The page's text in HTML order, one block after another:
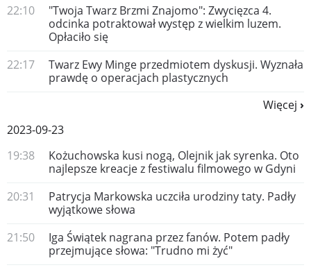
22:10
"Twoja Twarz Brzmi Znajomo": Zwycięzca 4.
odcinka potraktował występ z wielkim luzem.
Opłaciło się
22:17
Twarz Ewy Minge przedmiotem dyskusji. Wyznała
prawdę o operacjach plastycznych
Więcej
2023-09-23
19:38
Kożuchowska kusi nogą, Olejnik jak syrenka. Oto
najlepsze kreacje z festiwalu filmowego w Gdyni
20:31
Patrycja Markowska uczciła urodziny taty. Padły
wyjątkowe słowa
21:50
Iga Świątek nagrana przez fanów. Potem padły
przejmujące słowa: "Trudno mi żyć"